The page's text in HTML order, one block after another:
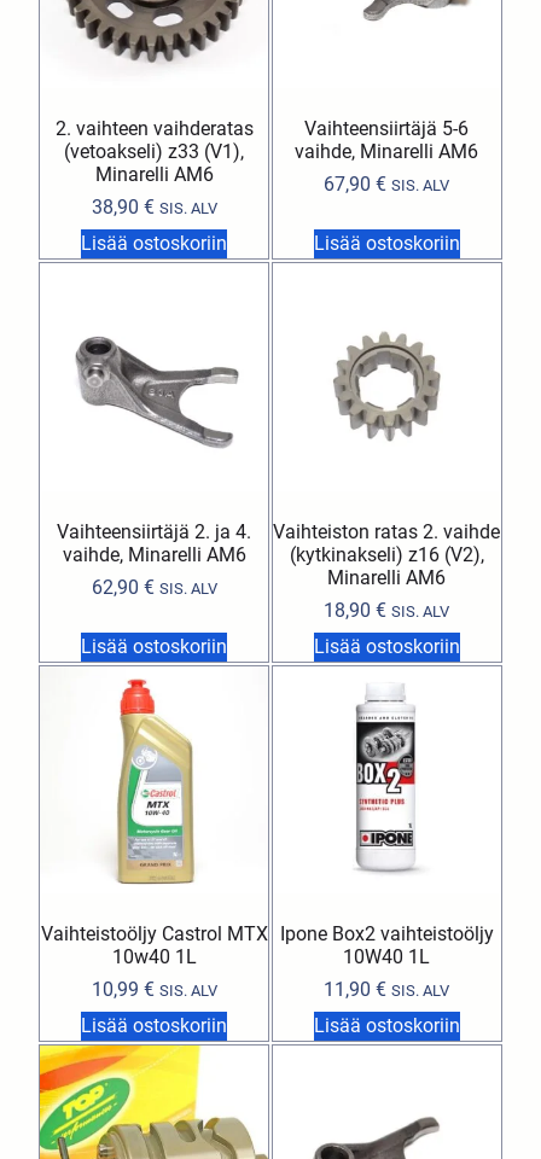
2. vaihteen vaihderatas
(vetoakseli) z33 (V1),
Minarelli AM6
38,90 € SIS. ALV
Lisää ostoskoriin
Vaihteensiirtäjä 5-6
vaihde, Minarelli AM6
67,90€ SIS. ALV
Lisää ostoskoriin
Vaihteensiirtäjä 2. ja 4.
vaihde, Minarelli AM6
62,90 € SIS. ALV
Lisää ostoskoriin
Vaihteiston ratas 2. vaihde
(kytkinakseli) z16 (V2),
Minarelli AM6
18,90€ SIS. ALV
Lisää ostoskoriin
Vaihteistoöljy Castrol MTX
10w40 1L
10,99 € SIS. ALV
Lisää ostoskoriin
Ipone Box2 vaihteistoöljy
10W40 1L
11,90€ SIS. ALV
Lisää ostoskoriin